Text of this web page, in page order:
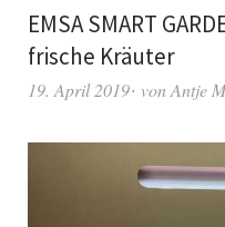
EMSA SMART
frische Kräuter
19. April 2019 vonAntje